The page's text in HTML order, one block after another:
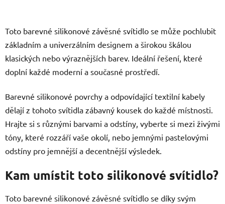
Toto barevné silikonové závěsné svítidlo se může pochlubit
základním a univerzálním designem a širokou škálou
klasických nebo výraznějších barev. Ideální řešení, které
doplní každé moderní a současné prostředí.
Barevné silikonové povrchy a odpovídající textilní kabely
dělají z tohoto svítidla zábavný kousek do každé místnosti.
Hrajte si s různými barvami a odstíny, vyberte si mezi živými
tóny, které rozzáří vaše okolí, nebo jemnými pastelovými
odstíny pro jemnější a decentnější výsledek.
Kam umístit toto silikonové svítidlo?
Toto barevné silikonové závěsné svítidlo se díky svým